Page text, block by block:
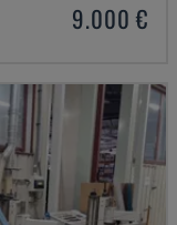
9.000 €